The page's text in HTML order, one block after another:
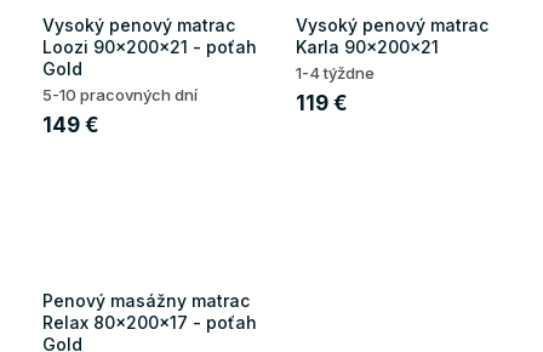
Vysoký penový matrac
Loozi 90x200x21 - poťah
Gold
5-10 pracovných dní
149 €
Vysoký penový matrac
Karla 90x200x21
1-4 týždne
119 €
Penový masážny matrac
Relax 80x200x17 - poťah
Gold